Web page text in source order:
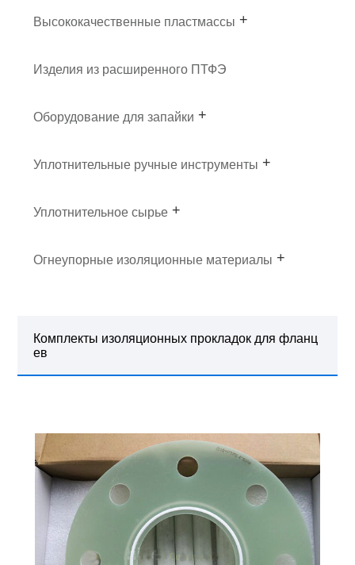
Высококачественные пластмассы
Изделия из расширенного ПТФЭ
Оборудование для запайки
Уплотнительные ручные инструменты
Уплотнительное сырье
Огнеупорные изоляционные материалы
Комплекты изоляционных прокладок для фланц
ев